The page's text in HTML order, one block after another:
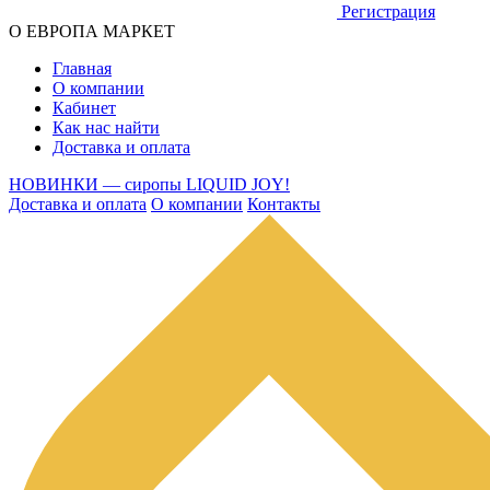
Регистрация
О ЕВРОПА МАРКЕТ
Главная
О компании
Кабинет
Как нас найти
Доставка и оплата
НОВИНКИ — сиропы LIQUID JOY!
Доставка и оплата О компании Контакты